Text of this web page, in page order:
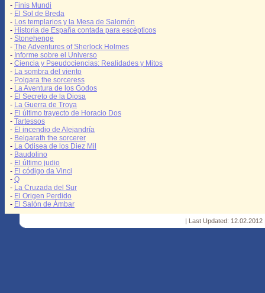
- Finis Mundi
- El Sol de Breda
- Los templarios y la Mesa de Salomón
- Historia de España contada para escépticos
- Stonehenge
- The Adventures of Sherlock Holmes
- Informe sobre el Universo
- Ciencia y Pseudociencias: Realidades y Mitos
- La sombra del viento
- Polgara the sorceress
- La Aventura de los Godos
- El Secreto de la Diosa
- La Guerra de Troya
- El último trayecto de Horacio Dos
- Tartessos
- El incendio de Alejandría
- Belgarath the sorcerer
- La Odisea de los Diez Mil
- Baudolino
- El último judio
- El código da Vinci
- Q
- La Cruzada del Sur
- El Origen Perdido
- El Salón de Ámbar
| Last Updated: